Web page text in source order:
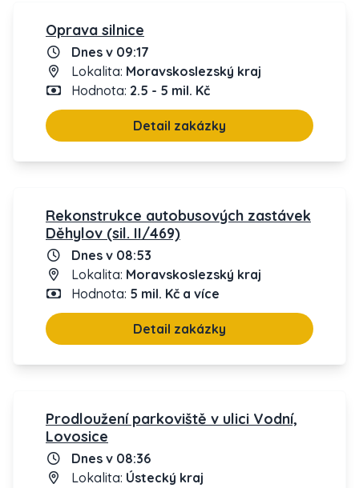
Oprava silnice
Dnes v 09:17
Lokalita: Moravskoslezský kraj
Hodnota: 2.5 - 5 mil. Kč
Detail zakázky
Rekonstrukce autobusových zastávek
Děhylov (sil. II/469)
Dnes v 08:53
Lokalita: Moravskoslezský kraj
Hodnota: 5 mil. Kč a více
Detail zakázky
Prodloužení parkoviště v ulici Vodní,
Lovosice
Dnes v 08:36
Lokalita: Ústecký kraj